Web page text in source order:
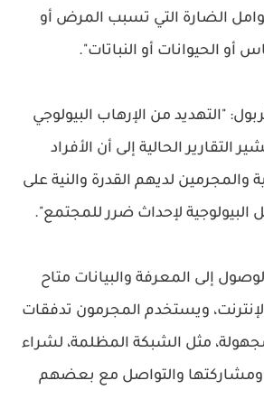
الضارة التي تسبب المرض أو
أو الحيوانات أو النباتات".
"التهديد من الإرهاب البيولوجي
التقارير الحالية إلى أن الأفراد
والمجرمين لديهم القدرة والنية على
البيولوجية لإحداث ضرر للمجتمع".
إلى المعرفة والبيانات متاح
ويستخدم المجرمون تدفقات
مثل الشبكة المظلمة، لشراء
ومشاركتها والتواصل مع بعضهم